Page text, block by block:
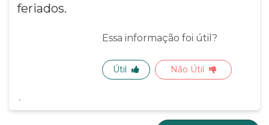
feriados.
Essa informação foi útil?
Útil Não Útil